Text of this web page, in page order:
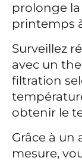
prolonge
printemps
Surveillez
avec un
filtration
obtenir le
Grâce à
mesure,